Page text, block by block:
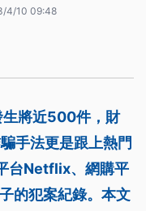
4/10 09:48
生將近500件，財
手法更是跟上熱門
台Netflix、網購平
的犯案紀錄。本文